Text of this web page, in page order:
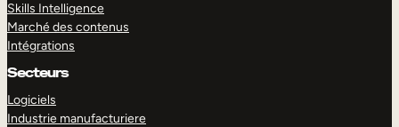
Skills Intelligence
Marché des contenus
Intégrations
Secteurs
Logiciels
Industrie manufacturiere